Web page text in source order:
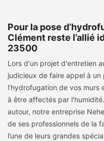
Pour la pose
Clément reste l’allié
23500
Lors d'un projet d'entretien
judicieux de faire appel à un
l’hydrofugation de vos
à être affectés par
autour, notre entreprise
de ses professionnels de la
l’une de leurs grandes